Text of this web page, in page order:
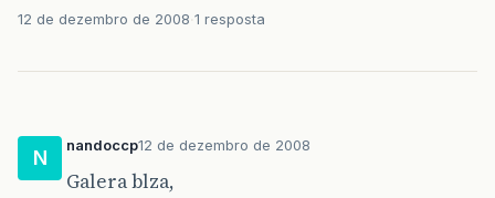
12 de dezembro de 2008 1 resposta
N
nandoccp12 de dezembro de 2008
Galera blza,